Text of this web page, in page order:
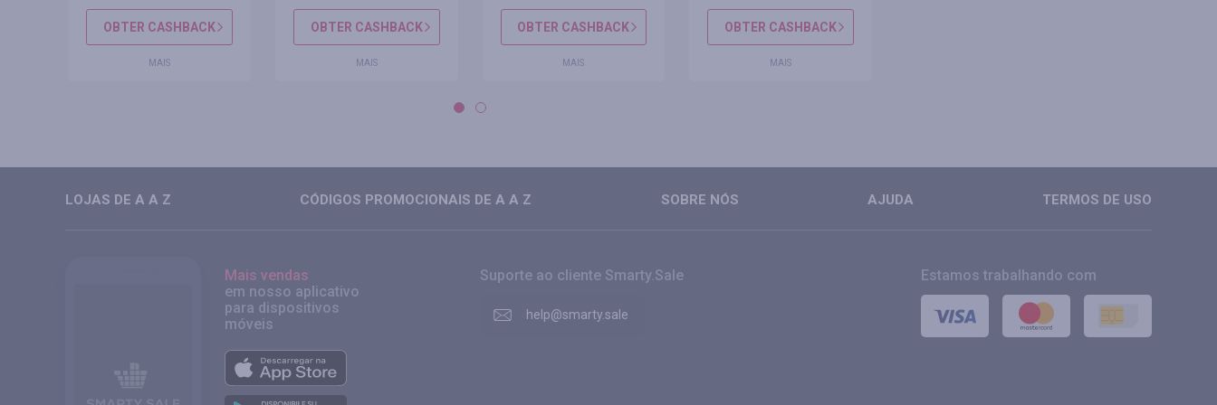
OBTER CASHBACK
MAIS
OBTER CASHBACK
MAIS
OBTER CASHBACK
MAIS
OBTER CASHBACK
MAIS
LOJAS DE A A Z CÓDIGOS PROMOCIONAIS DE A A Z SOBRE NÓS AJUDA TERMOS DE USO
Mais vendas
em nosso aplicativo
para dispositivos
móveis
Estamos trabalhando com
Suporte ao cliente Smarty.Sale
help@smarty.sale